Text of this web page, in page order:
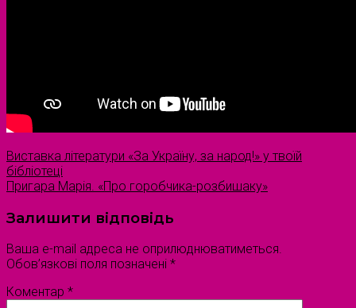
Виставка літератури «За Україну, за народ!» у твоїй
бібліотеці
Пригара Марія. «Про горобчика-розбишаку»
Залишити відповідь
Ваша e-mail адреса не оприлюднюватиметься.
Обов’язкові поля позначені *
Коментар *